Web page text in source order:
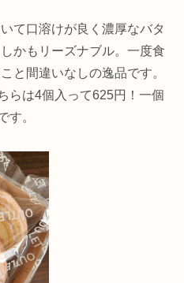
て口溶けが良く濃厚なバタ
かもリーズナブル。一度食
と間違いなしの逸品です。
らは4個入って625円！一個
す。